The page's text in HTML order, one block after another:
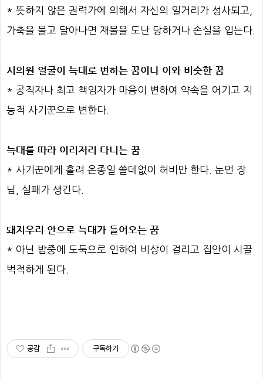
* 뜻하지 않은 권력가에 의해서 자신의 일거리가 성사되고,
가축을 물고 달아나면 재물을 도난 당하거나 손실을 입는다.
시의원 얼굴이 늑대로 변하는 꿈이나 이와 비슷한 꿈
* 공직자나 최고 책임자가 마음이 변하여 약속을 어기고 지
능적 사기꾼으로 변한다.
늑대를 따라 이리저리 다니는 꿈
* 사기꾼에게 홀려 온종일 쓸데없이 허비만 한다. 눈먼 장
님, 실패가 생긴다.
돼지우리 안으로 늑대가 들어오는 꿈
* 아닌 밤중에 도둑으로 인하여 비상이 걸리고 집안이 시끌
벅적하게 된다.
공감 구독하기